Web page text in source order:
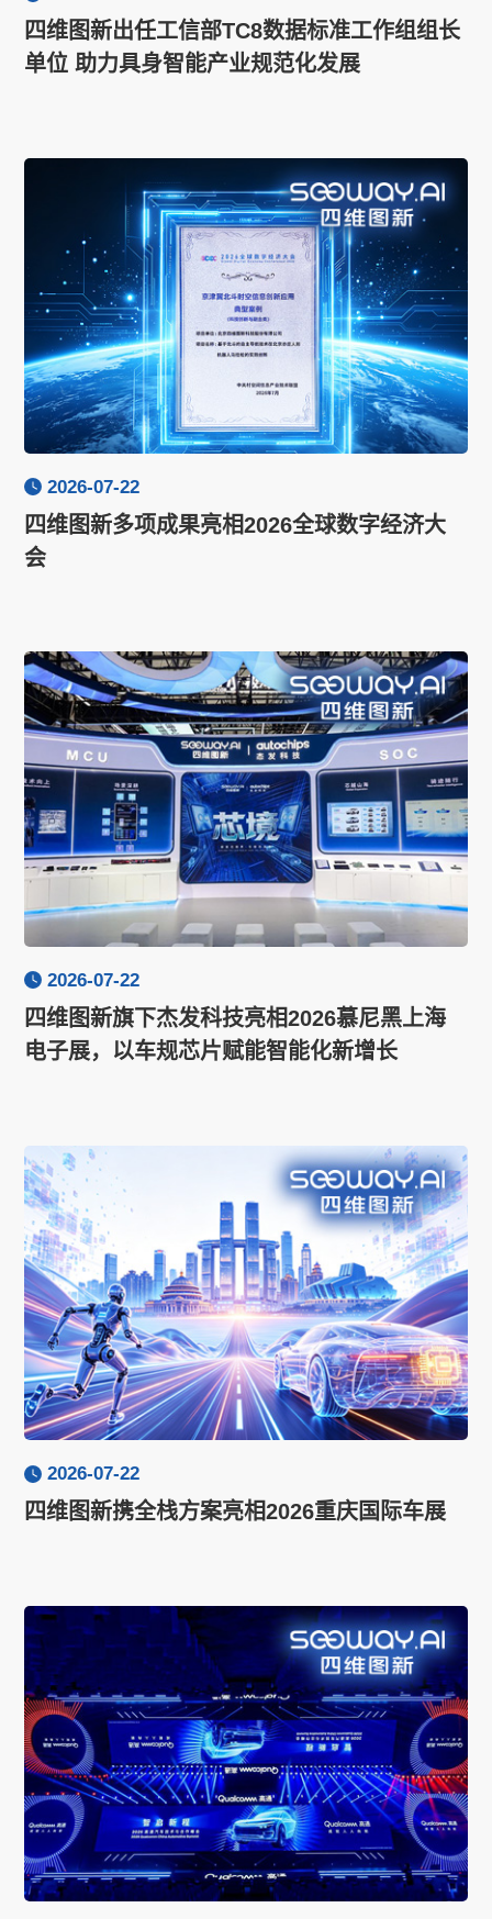
四维图新出任工信部TC8数据标准工作组组长
单位 助力具身智能产业规范化发展
2026-07-22
四维图新多项成果亮相2026全球数字经济大
会
2026-07-22
四维图新旗下杰发科技亮相2026慕尼黑上海
电子展，以车规芯片赋能智能化新增长
2026-07-22
四维图新携全栈方案亮相2026重庆国际车展